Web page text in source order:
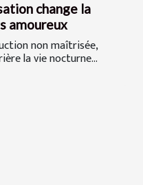
change la
amoureux
non maîtrisée,
la vie nocturne...